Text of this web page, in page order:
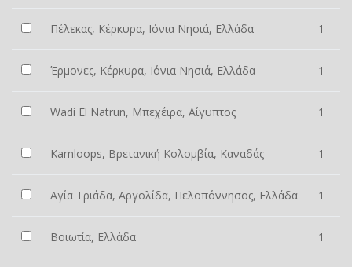
Πέλεκας, Κέρκυρα, Ιόνια Νησιά, Ελλάδα 1
Έρμονες, Κέρκυρα, Ιόνια Νησιά, Ελλάδα 1
Wadi El Natrun, Μπεχέιρα, Αίγυπτος 1
Kamloops, Βρετανική Κολομβία, Καναδάς 1
Αγία Τριάδα, Αργολίδα, Πελοπόννησος, Ελλάδα 1
Βοιωτία, Ελλάδα 1